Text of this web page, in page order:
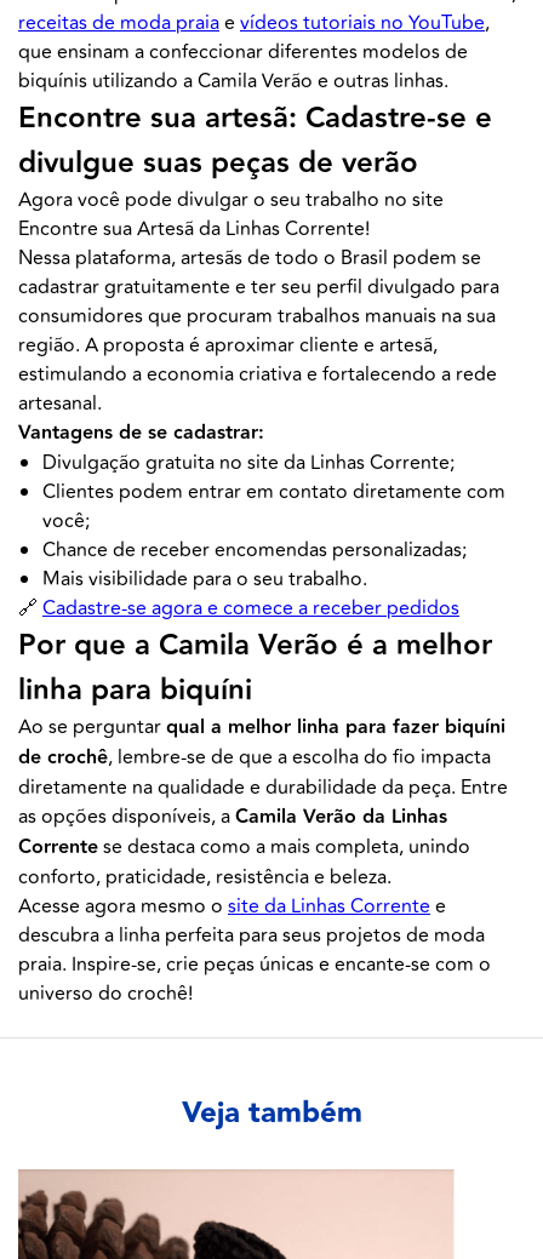
receitas de moda praiae vídeos tutoriais no YouTube,
que ensinam a confeccionar diferentes modelos de
biquínis utilizando a Camila Verão e outras linhas.
Encontre sua artesã: Cadastre-se e
divulgue suas peças de verão
Agora você pode divulgar o seu trabalho no site
Encontre sua Artesã da Linhas Corrente!
Nessa plataforma, artesãs de todo o Brasil podem se
cadastrar gratuitamente e ter seu perfil divulgado para
consumidores que procuram trabalhos manuais na sua
região. A proposta é aproximar cliente e artesã,
estimulando a economia criativa e fortalecendo a rede
artesanal.
Vantagens de se cadastrar:
Divulgação gratuita no site da Linhas Corrente;
Clientes podem entrar em contato diretamente com
você;
Chance de receber encomendas personalizadas;
Mais visibilidade para o seu trabalho.
🔗 Cadastre-se agora e comece a receber pedidos
Por que a Camila Verão é a melhor
linha para biquíni
Ao se perguntarqual a melhor linha para fazer biquíni
de crochê, lembre-se de que a escolha do fio impacta
diretamente na qualidade e durabilidade da peça. Entre
as opções disponíveis, aCamila Verão da Linhas
Correntese destaca como a mais completa, unindo
conforto, praticidade, resistência e beleza.
Acesse agora mesmo o site da Linhas Corrente e
descubra a linha perfeita para seus projetos de moda
praia. Inspire-se, crie peças únicas e encante-se com o
universo do crochê!
Veja também